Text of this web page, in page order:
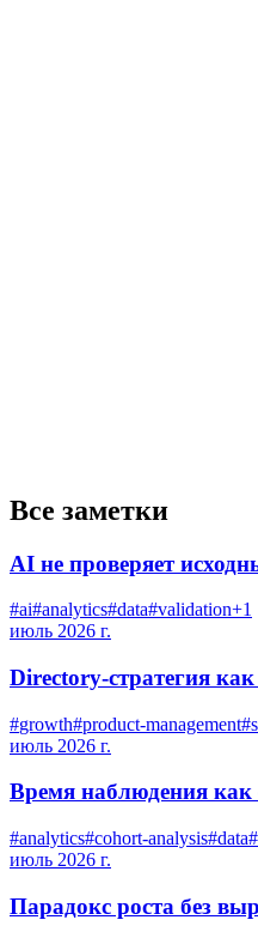
Все заметки
AI не проверяет
#ai#analytics#data#validation+1
июль 2026 г.
Directory-стратегия
#growth#product-management#
июль 2026 г.
Время наблюдения как
#analytics#cohort-analysis#data#
июль 2026 г.
Парадокс роста без